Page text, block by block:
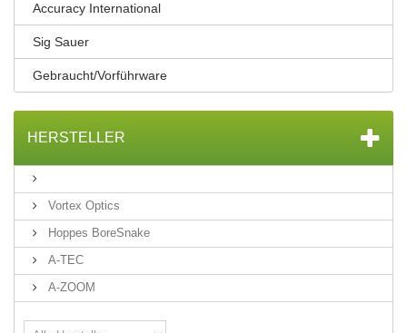
Accuracy International
Sig Sauer
Gebraucht/Vorführware
HERSTELLER
Vortex Optics
Hoppes BoreSnake
A-TEC
A-ZOOM